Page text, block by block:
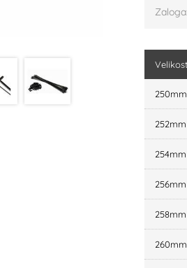
Zaloga:
Velikost
250mm
252mm
254mm
256mm
258mm
260mm